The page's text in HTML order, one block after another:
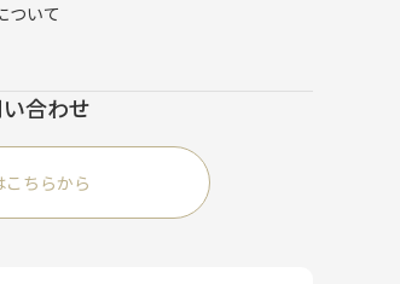
ついて
合わせ
ちらから